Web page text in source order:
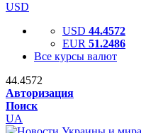
USD
USD 44.4572
EUR 51.2486
Все курсы валют
44.4572
Авторизация
Поиск
UA